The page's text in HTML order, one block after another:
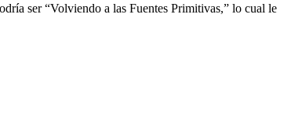
ser “Volviendo a las Fuentes Primitivas,” lo cual le